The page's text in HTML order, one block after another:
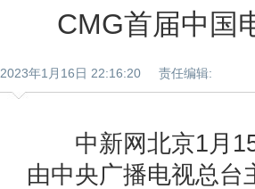
CMG首届中国
2023年1月16日 22:16:20 责任编辑:
中新网北京1月15
由中央广播电视总台